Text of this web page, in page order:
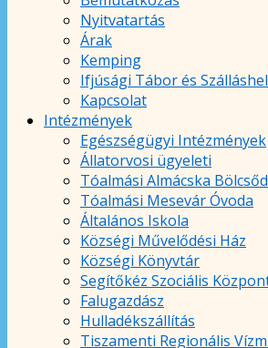
Nyitvatartás
Árak
Kemping
Ifjúsági Tábor és
Kapcsolat
Intézmények
Egészségügyi Intézmények
Állatorvosi ügyeleti
Tóalmási Almácska
Tóalmási Mesevár Óvoda
Általános Iskola
Községi Művelődési Ház
Községi Könyvtár
Segítőkéz Szociális
Falugazdász
Hulladékszállítás
Tiszamenti Regionális